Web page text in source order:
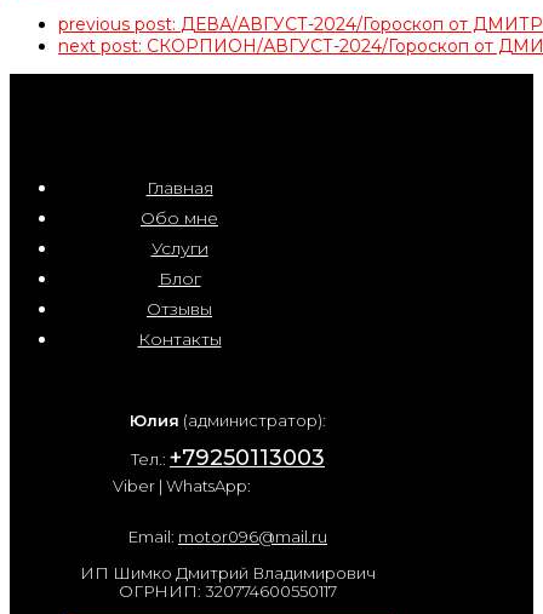
previous post: ДЕВА/АВГУСТ-2024/Гороскоп от
next post: СКОРПИОН/АВГУСТ-2024/Гороскоп от
Главная
Обо мне
Услуги
Блог
Отзывы
Контакты
Юлия (администратор):
Тел.: +79250113003
Viber | WhatsApp:
Email: motor096@mail.ru
ИП Шимко Дмитрий Владимирович
ОГРНИП: 320774600550117